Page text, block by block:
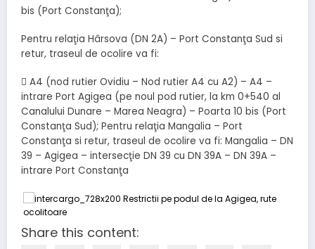
bis (Port Constanţa);
Pentru relaţia Hârsova (DN 2A) – Port Constanţa Sud si
retur, traseul de ocolire va fi:
 A4 (nod rutier Ovidiu – Nod rutier A4 cu A2) – A4 –
intrare Port Agigea (pe noul pod rutier, la km 0+540 al
Canalului Dunare – Marea Neagra) – Poarta 10 bis (Port
Constanţa Sud); Pentru relaţia Mangalia – Port
Constanţa si retur, traseul de ocolire va fi: Mangalia – DN
39 – Agigea – intersecţie DN 39 cu DN 39A – DN 39A –
intrare Port Constanţa
Share this content: